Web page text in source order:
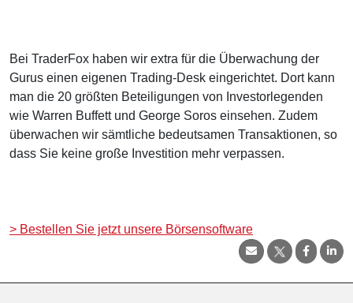
Bei TraderFox haben wir extra für die Überwachung der
Gurus einen eigenen Trading-Desk eingerichtet. Dort kann
man die 20 größten Beteiligungen von Investorlegenden
wie Warren Buffett und George Soros einsehen. Zudem
überwachen wir sämtliche bedeutsamen Transaktionen, so
dass Sie keine große Investition mehr verpassen.
> Bestellen Sie jetzt unsere Börsensoftware